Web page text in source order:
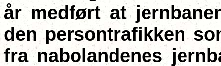
år medført at
den persontrafikken
fra nabolandenes